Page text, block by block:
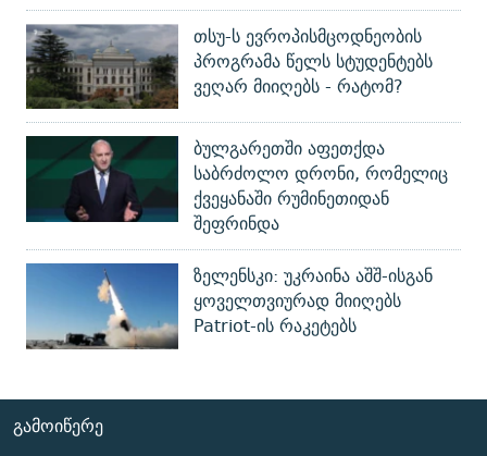
თსუ-ს ევროპისმცოდნეობის
პროგრამა წელს სტუდენტებს
ვეღარ მიიღებს - რატომ?
ბულგარეთში აფეთქდა
საბრძოლო დრონი, რომელიც
ქვეყანაში რუმინეთიდან
შეფრინდა
ზელენსკი: უკრაინა აშშ-ისგან
ყოველთვიურად მიიღებს
Patriot-ის რაკეტებს
ᲒᲐᲛᲝᲘᲬᲔᲠᲔ